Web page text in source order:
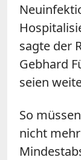
sagte der
Gebhard
seien
So
nicht